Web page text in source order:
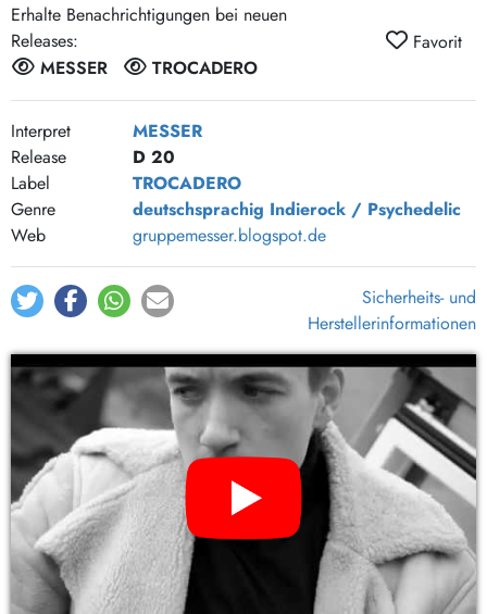
Erhalte Benachrichtigungen bei neuen
Releases:
MESSER
TROCADERO
Favorit
Interpret
MESSER
Release
D 20
Label
TROCADERO
Genre
deutschsprachig Indierock / Psychedelic
Web
gruppemesser.blogspot.de
Sicherheits- und
Herstellerinformationen